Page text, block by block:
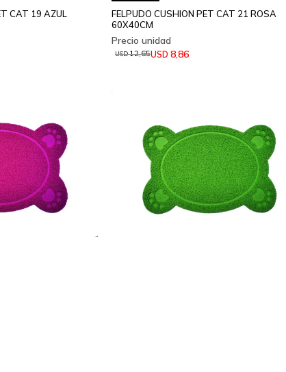
CAT 19 AZUL
FELPUDO CUSHION PET CAT 21 ROSA
60X40CM
USD 8,86
USD12,65